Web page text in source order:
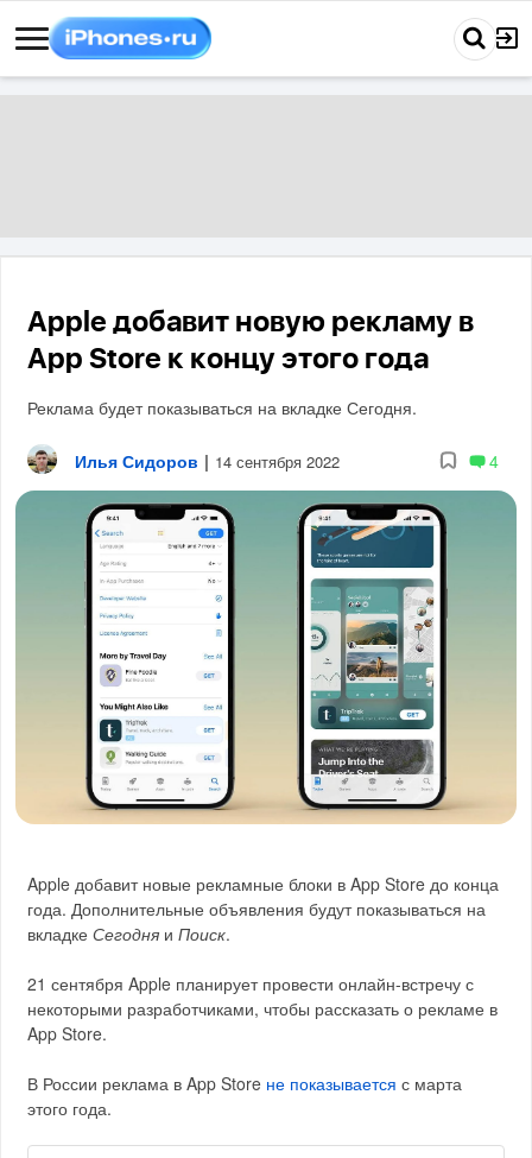
Apple добавит новую рекламу в
App Store к концу этого года
Реклама будет показываться на вкладке Сегодня.
Илья Сидоров | 14 сентября 2022 4
Apple добавит новые рекламные блоки в App Store до конца
года. Дополнительные объявления будут показываться на
вкладкеСегодня иПоиск.
21 сентября Apple планирует провести онлайн-встречу с
некоторыми разработчиками, чтобы рассказать о рекламе в
App Store.
В России реклама в App Store не показывается с марта
этого года.